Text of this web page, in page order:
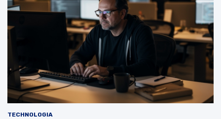
TECHNOLOGIA